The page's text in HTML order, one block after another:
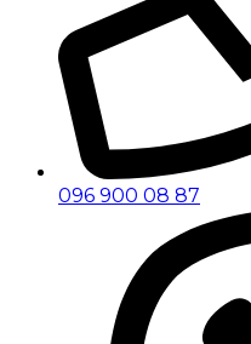
096 900 08 87